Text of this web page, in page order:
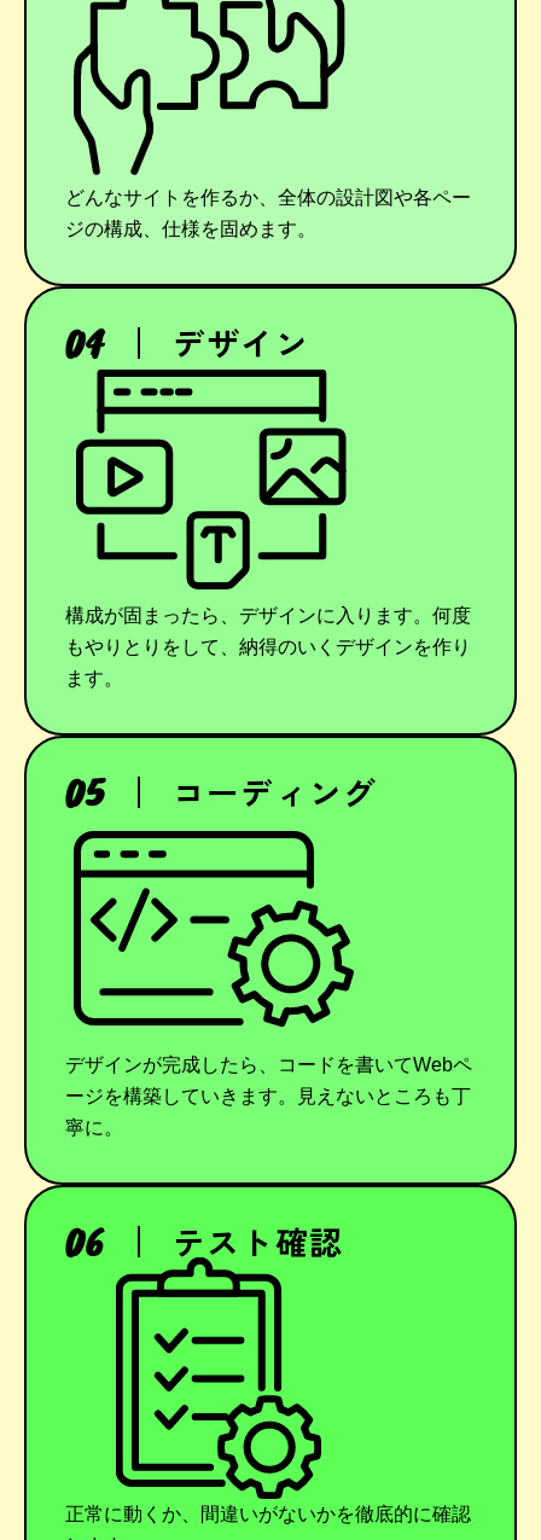
どんなサイトを作るか、全体の設計図や各ペー
ジの構成、仕様を固めます。
デザイン
構成が固まったら、デザインに入ります。何度
もやりとりをして、納得のいくデザインを作り
ます。
コーディング
デザインが完成したら、コードを書いてWebペ
ージを構築していきます。見えないところも丁
寧に。
テスト確認
正常に動くか、間違いがないかを徹底的に確認